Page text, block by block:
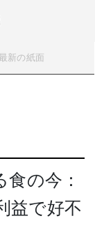
新の紙面
の今：
益で好不